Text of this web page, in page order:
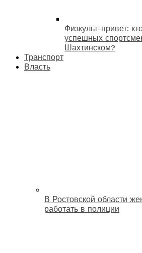
Физкульт-привет:
успешных
Шахтинском?
Транспорт
Власть
В Ростовской области
работать в полиции